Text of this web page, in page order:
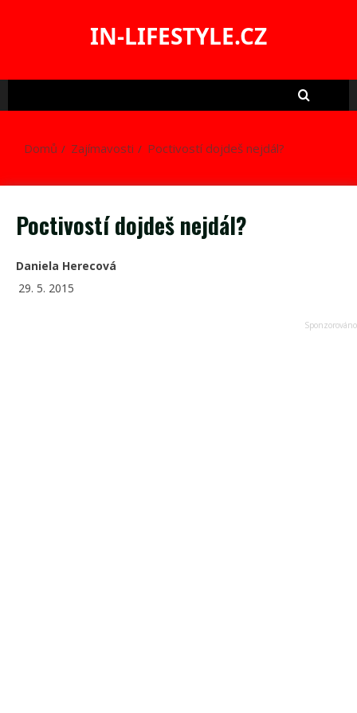
IN-LIFESTYLE.CZ
Domů Zajímavosti Poctivostí dojdeš nejdál?
Poctivostí dojdeš nejdál?
Daniela Herecová
29. 5. 2015